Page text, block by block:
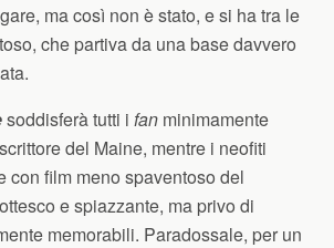
ma così non è stato, e si ha tra le
che partiva da una base davvero
soddisferà tutti i fan minimamente
del Maine, mentre i neofiti
con film meno spaventoso del
e spiazzante, ma privo di
memorabili. Paradossale, per un